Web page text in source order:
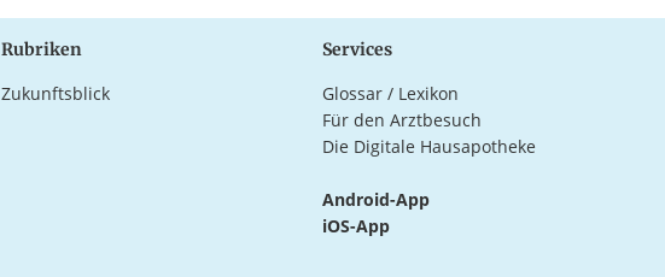
Rubriken
Zukunftsblick
Services
Glossar / Lexikon
Für den Arztbesuch
Die Digitale Hausapotheke
Android-App
iOS-App